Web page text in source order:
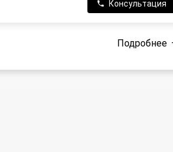
Консультация
Подробнее